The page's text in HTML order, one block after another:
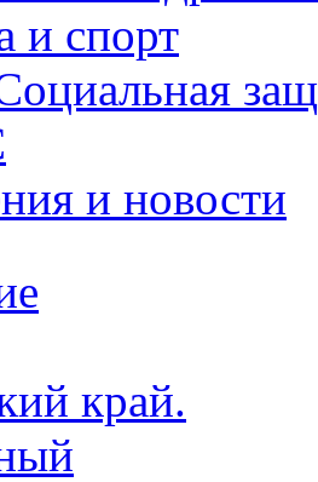
и спорт
и новости